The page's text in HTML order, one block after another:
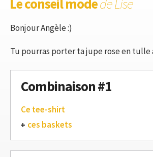
Le conseil modede Lise
Bonjour Angèle :)
Tu pourras porter ta jupe rose en tulle
Combinaison #1
Ce tee-shirt
ces baskets